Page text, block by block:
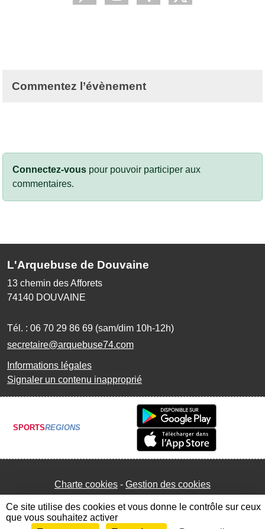
Commentez l’évènement
Connectez-vous pour pouvoir participer aux
commentaires.
L'Arquebuse de Douvaine
13 chemin des Afforets
74140 DOUVAINE
Tél. : 06 70 29 86 69 (sam/dim 10h-12h)
secretaire@arquebuse74.com
Informations légales
Signaler un contenu inapproprié
SPORTSREGIONS
Charte cookies Gestion des cookies
Ce site utilise des cookies et vous donne le contrôle sur ceux
que vous souhaitez activer